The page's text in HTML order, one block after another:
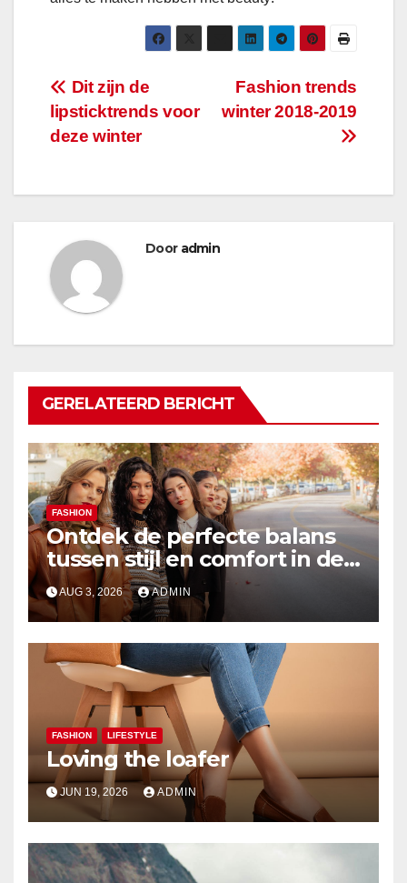
Bericht
navigatie
Fashion trends
winter 2018-2019
Dit zijn de
lipsticktrends voor
deze winter
Door admin
GERELATEERD BERICHT
FASHION
Ontdek de perfecte balans
tussen stijl en comfort in de
nieuwste damesmode
AUG 3, 2026 ADMIN
FASHION LIFESTYLE
Loving the loafer
JUN 19, 2026 ADMIN